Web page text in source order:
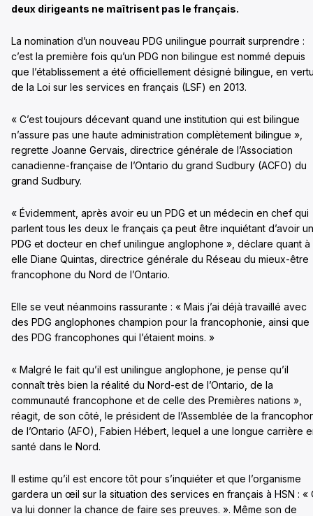
deux dirigeants ne maîtrisent pas le français.
La nomination d’un nouveau PDG unilingue pourrait surprendre :
c’est la première fois qu’un PDG non bilingue est nommé depuis
que l’établissement a été officiellement désigné bilingue, en
de la Loi sur les services en français (LSF) en 2013.
« C’est toujours décevant quand une institution qui est bilingue
n’assure pas une haute administration complètement bilingue »,
regrette Joanne Gervais, directrice générale de l’Association
canadienne-française de l’Ontario du grand Sudbury (ACFO) du
grand Sudbury.
« Évidemment, après avoir eu un PDG et un médecin en chef qui
parlent tous les deux le français ça peut être inquiétant d’avoir un
PDG et docteur en chef unilingue anglophone », déclare quant à
elle Diane Quintas, directrice générale du Réseau du mieux-être
francophone du Nord de l’Ontario.
Elle se veut néanmoins rassurante : « Mais j’ai déjà travaillé avec
des PDG anglophones champion pour la francophonie, ainsi que
des PDG francophones qui l’étaient moins. »
« Malgré le fait qu’il est unilingue anglophone, je pense qu’il
connaît très bien la réalité du Nord-est de l’Ontario, de la
communauté francophone et de celle des Premières nations »,
réagit, de son côté, le président de l’Assemblée de la
de l’Ontario (AFO), Fabien Hébert, lequel a une longue carrière
santé dans le Nord.
Il estime qu’il est encore tôt pour s’inquiéter et que l’organisme
gardera un œil sur la situation des services en français à HSN : «
va lui donner la chance de faire ses preuves. ». Même son de